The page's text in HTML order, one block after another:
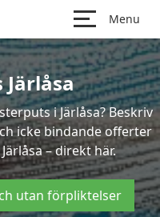
Menu
i Järlåsa? Beskriv
icke bindande offerter
– direkt här.
utan förpliktelser